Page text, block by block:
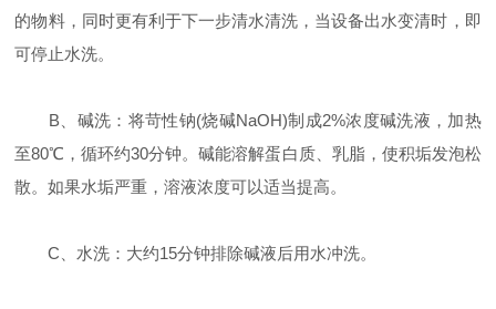
的物料，同时更有利于下一步清水清洗，当设备出水变清时，即
可停止水洗。
B、碱洗：将苛性钠(烧碱NaOH)制成2%浓度碱洗液，加热
至80℃，循环约30分钟。碱能溶解蛋白质、乳脂，使积垢发泡松
散。如果水垢严重，溶液浓度可以适当提高。
C、水洗：大约15分钟排除碱液后用水冲洗。